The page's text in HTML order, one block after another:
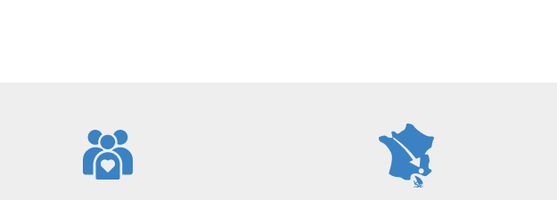
À peine la commande
avec moi les
sur le matériel à choisir,
réactivité, c’est au top :